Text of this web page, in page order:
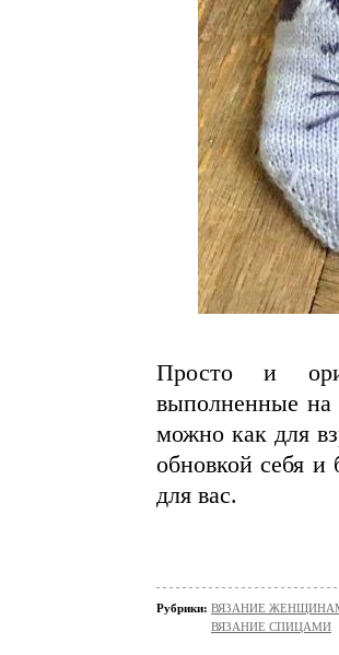
Просто и
выполненные на
можно как для
обновкой себя и
для вас.
Рубрики: ВЯЗАНИЕ ЖЕНЩИНАМ/
ВЯЗАНИЕ СПИЦАМИ